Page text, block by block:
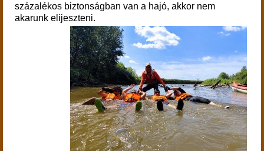
százalékos biztonságban van a hajó, akkor nem
akarunk elijeszteni.